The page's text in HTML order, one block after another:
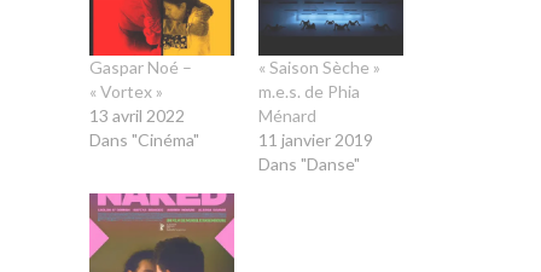
Gaspar Noé –
« Vortex »
13 avril 2022
Dans "Cinéma"
« Saison Sèche »
m.e.s. de Phia
Ménard
11 janvier 2019
Dans "Danse"